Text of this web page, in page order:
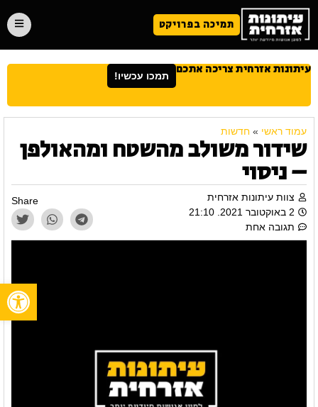
תמיכה בפרויקט
עיתונות אזרחית צריכה אתכם תמכו עכשיו!
עמוד ראשי » חדשות
שידור משולב מהשטח ומהאולפן
– ניסוי
צוות עיתונות אזרחית
2 באוקטובר 2021. 21:10
תגובה אחת
Share